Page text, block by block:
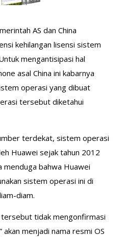
AS dan China
kehilangan lisensi sistem
mengantisipasi hal
asal China ini kabarnya
operasi yang dibuat
tersebut diketahui
terdekat, sistem operasi
Huawei sejak tahun 2012
menduga bahwa Huawei
sistem operasi ini di
diam.
tidak mengonfirmasi
akan menjadi nama resmi OS